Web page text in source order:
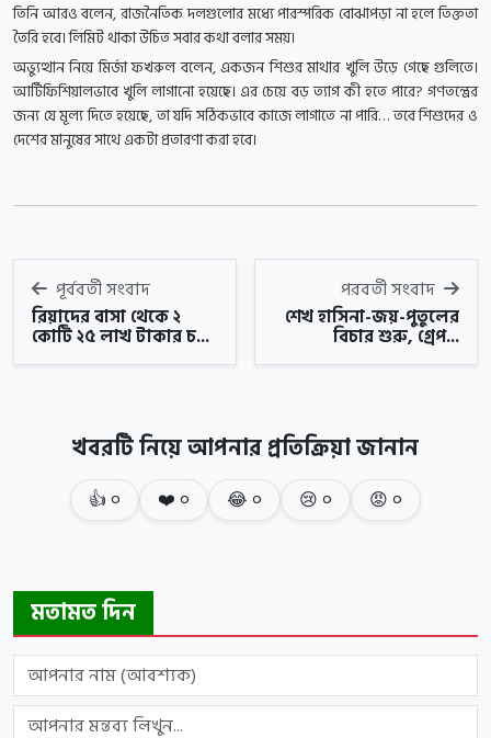
তিনি আরও বলেন, রাজনৈতিক দলগুলোর মধ্যে পারস্পরিক বোঝাপড়া না হলে তিক্ততা
তৈরি হবে। লিমিট থাকা উচিত সবার কথা বলার সময়।
অভ্যুত্থান নিয়ে মির্জা ফখরুল বলেন, একজন শিশুর মাথার খুলি উড়ে গেছে গুলিতে।
আর্টিফিশিয়ালভাবে খুলি লাগানো হয়েছে। এর চেয়ে বড় ত্যাগ কী হতে পারে? গণতন্ত্রের
জন্য যে মূল্য দিতে হয়েছে, তা যদি সঠিকভাবে কাজে লাগাতে না পারি… তবে শিশুদের ও
দেশের মানুষের সাথে একটা প্রতারণা করা হবে।
পূর্ববর্তী সংবাদ
রিয়াদের বাসা থেকে ২
কোটি ২৫ লাখ টাকার চ...
পরবর্তী সংবাদ
শেখ হাসিনা-জয়-পুতুলের
বিচার শুরু, গ্রেপ...
খবরটি নিয়ে আপনার প্রতিক্রিয়া জানান
👍০ ❤️০ 😂০ 😢০ 😡০
মতামত দিন